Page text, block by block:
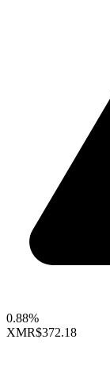
0.88%
XMR$372.18